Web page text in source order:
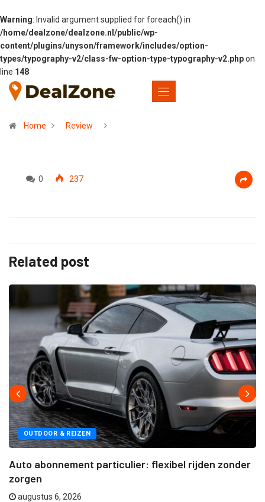
Warning: Invalid argument supplied for foreach() in
/home/dealzone/dealzone.nl/public/wp-
content/plugins/unyson/framework/includes/option-
types/typography-v2/class-fw-option-type-typography-v2.phpon
line 148
Home Review
0 237
Related post
OUTDOOR & REIZEN
Auto abonnement particulier: flexibel rijden zonder
zorgen
augustus 6, 2026